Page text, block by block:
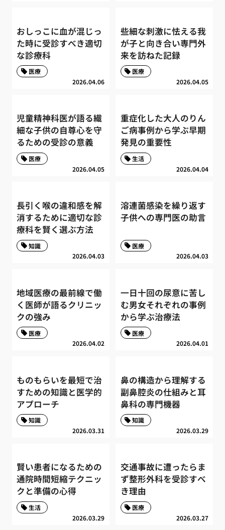
おしっこに血が混じっ
た時に受診すべき適切
な診療科
2026.04.06
医療
些細な刺激に怯える我
が子と向き合い専門外
来を訪ねた記録
2026.04.05
医療
児童精神科医が語る繊
細な子供の自尊心を守
るための受診の意義
2026.04.05
医療
重症化した大人のりん
ご病事例から学ぶ早期
発見の重要性
2026.04.04
生活
長引く喉の違和感を解
消するために適切な診
療科を賢く選ぶ方法
2026.04.03
知識
溶連菌感染を繰り返す
子供への専門医の助言
2026.04.03
医療
地域医療の最前線で働
く医師が語るクリニッ
クの強み
2026.04.02
医療
一日十回の尿意に苦し
む男女それぞれの事例
から学ぶ治療法
2026.04.01
医療
ものもらいを最短で治
すための知識と医学的
アプローチ
2026.03.31
知識
鼻の構造から理解する
副鼻腔炎の仕組みと耳
鼻科の専門機器
2026.03.29
知識
賢い患者になるための
通院時間短縮テクニッ
クと準備の心得
2026.03.29
生活
交通事故に遭ったらま
ず整形外科を受診すべ
き理由
2026.03.27
医療